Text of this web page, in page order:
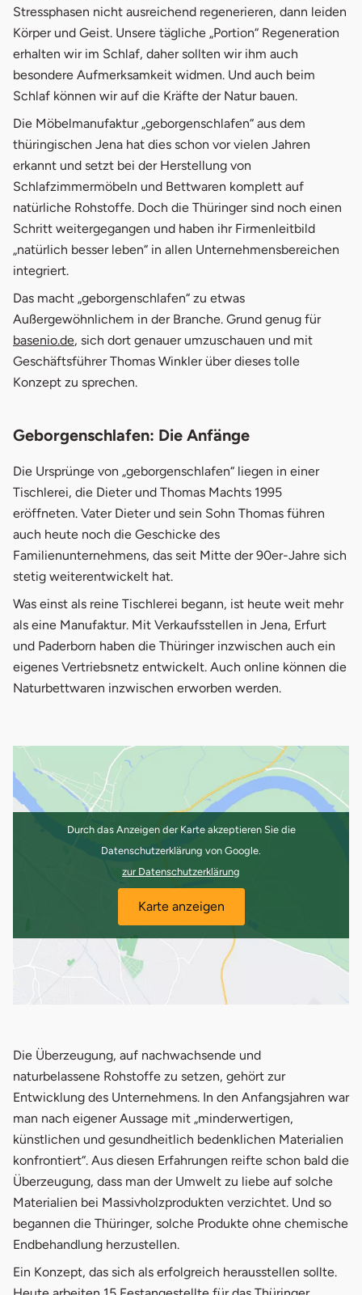
Stressphasen nicht ausreichend regenerieren, dann leiden
Körper und Geist. Unsere tägliche „Portion“ Regeneration
erhalten wir im Schlaf, daher sollten wir ihm auch
besondere Aufmerksamkeit widmen. Und auch beim
Schlaf können wir auf die Kräfte der Natur bauen.
Die Möbelmanufaktur „geborgenschlafen“ aus dem
thüringischen Jena hat dies schon vor vielen Jahren
erkannt und setzt bei der Herstellung von
Schlafzimmermöbeln und Bettwaren komplett auf
natürliche Rohstoffe. Doch die Thüringer sind noch einen
Schritt weitergegangen und haben ihr Firmenleitbild
„natürlich besser leben“ in allen Unternehmensbereichen
integriert.
Das macht „geborgenschlafen“ zu etwas
Außergewöhnlichem in der Branche. Grund genug für
basenio.de, sich dort genauer umzuschauen und mit
Geschäftsführer Thomas Winkler über dieses tolle
Konzept zu sprechen.
Geborgenschlafen: Die Anfänge
Die Ursprünge von „geborgenschlafen“ liegen in einer
Tischlerei, die Dieter und Thomas Machts 1995
eröffneten. Vater Dieter und sein Sohn Thomas führen
auch heute noch die Geschicke des
Familienunternehmens, das seit Mitte der 90er-Jahre sich
stetig weiterentwickelt hat.
Was einst als reine Tischlerei begann, ist heute weit mehr
als eine Manufaktur. Mit Verkaufsstellen in Jena, Erfurt
und Paderborn haben die Thüringer inzwischen auch ein
eigenes Vertriebsnetz entwickelt. Auch online können die
Naturbettwaren inzwischen erworben werden.
Durch das Anzeigen der Karte akzeptieren Sie die
Datenschutzerklärung von Google.
zur Datenschutzerklärung
Karte anzeigen
Die Überzeugung, auf nachwachsende und
naturbelassene Rohstoffe zu setzen, gehört zur
Entwicklung des Unternehmens. In den Anfangsjahren war
man nach eigener Aussage mit „minderwertigen,
künstlichen und gesundheitlich bedenklichen Materialien
konfrontiert“. Aus diesen Erfahrungen reifte schon bald die
Überzeugung, dass man der Umwelt zu liebe auf solche
Materialien bei Massivholzprodukten verzichtet. Und so
begannen die Thüringer, solche Produkte ohne chemische
Endbehandlung herzustellen.
Ein Konzept, das sich als erfolgreich herausstellen sollte.